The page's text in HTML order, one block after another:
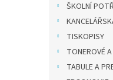
ŠKOLNÍ
TISKOPISY
TONEROVÉ
TABULE A